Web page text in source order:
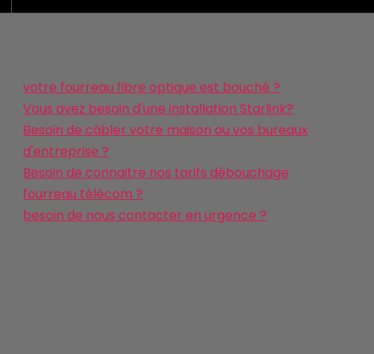
votre fourreau fibre optique est bouché ?
Vous avez besoin d'une installation Starlink?
Besoin de câbler votre maison ou vos bureaux
d'entreprise ?
Besoin de connaitre nos tarifs débouchage
fourreau télécom ?
besoin de nous contacter en urgence ?